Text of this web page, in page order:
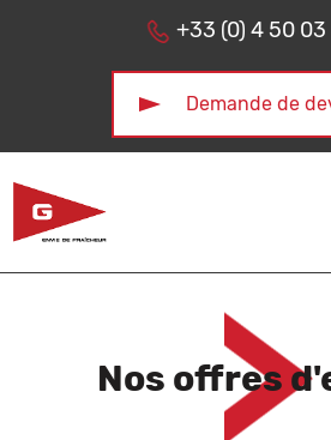
+33 (0) 4 50 03
Demande de
Nos offres